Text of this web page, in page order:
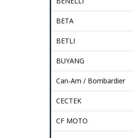
BETA
BETLI
BUYANG
Can-Am / Bombardier
CECTEK
CF MOTO